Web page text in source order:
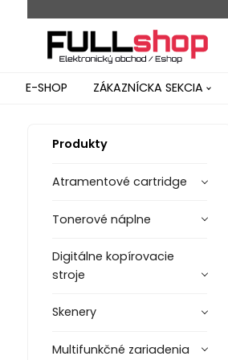
E-SHOP ZÁKAZNÍCKA SEKCIA
Produkty
Atramentové cartridge
Tonerové náplne
Digitálne kopírovacie
stroje
Skenery
Multifunkčné zariadenia